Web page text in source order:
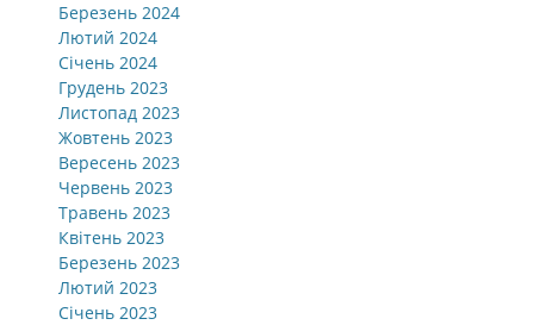
Березень 2024
Лютий 2024
Січень 2024
Грудень 2023
Листопад 2023
Жовтень 2023
Вересень 2023
Червень 2023
Травень 2023
Квітень 2023
Березень 2023
Лютий 2023
Січень 2023